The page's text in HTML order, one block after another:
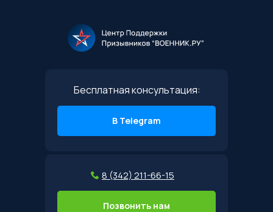
Бесплатная консультация:
В Telegram
8 (342) 211-66-15
Позвонить нам